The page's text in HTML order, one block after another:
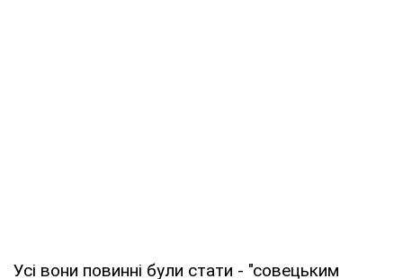
Усі вони повинні були стати - "совецьким